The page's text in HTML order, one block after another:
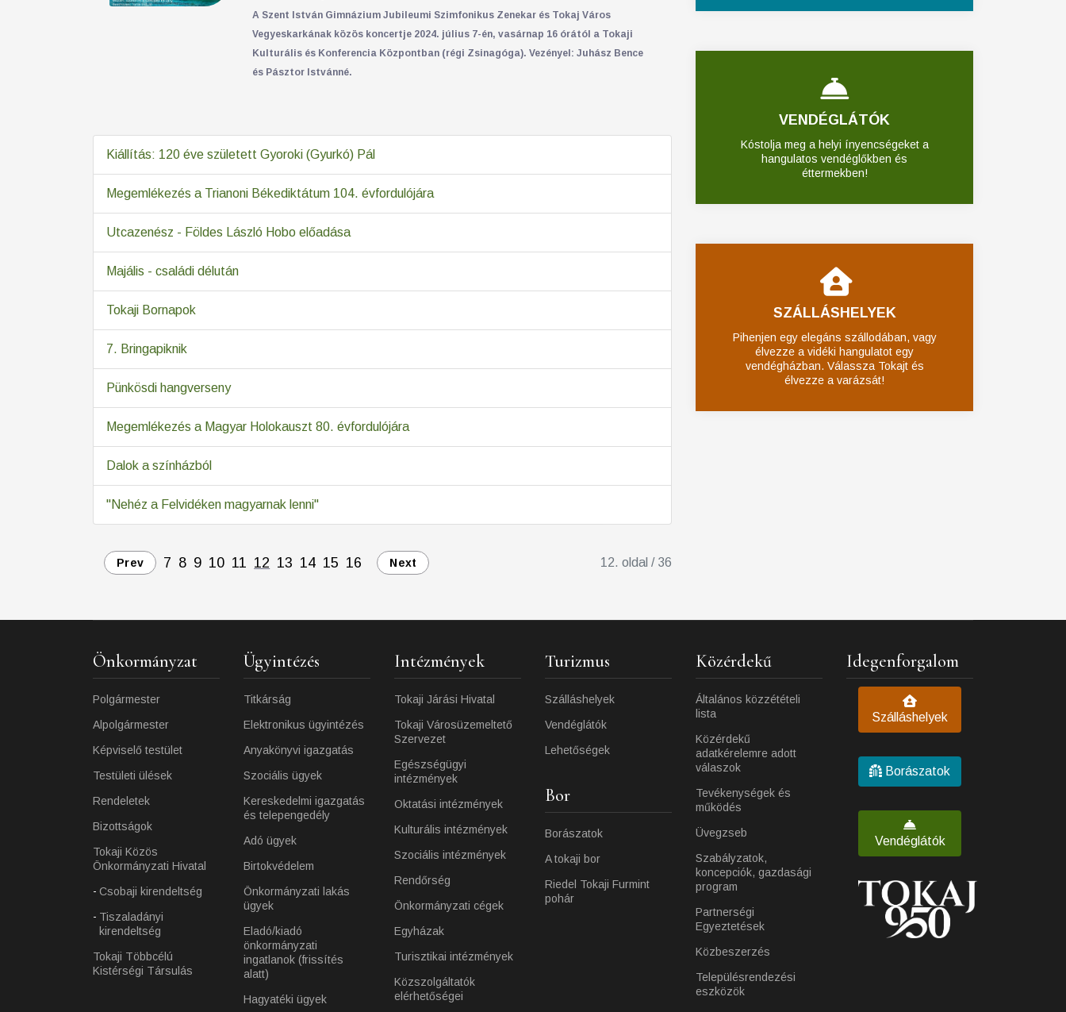
A Szent István Gimnázium Jubileumi Szimfonikus Zenekar és Tokaj Város
Vegyeskarkának közös koncertje 2024. július 7-én, vasárnap 16 órától a Tokaji
Kulturális és Konferencia Központban (régi Zsinagóga). Vezényel: Juhász Bence
és Pásztor Istvánné.
Kiállítás: 120 éve született Gyoroki (Gyurkó) Pál
Megemlékezés a Trianoni Békediktátum 104. évfordulójára
Utcazenész - Földes László Hobo előadása
Majális - családi délután
Tokaji Bornapok
7. Bringapiknik
Pünkösdi hangverseny
Megemlékezés a Magyar Holokauszt 80. évfordulójára
Dalok a színházból
"Nehéz a Felvidéken magyarnak lenni"
Prev 7 8 9 10 11 12 13 14 15 16 Next 12. oldal / 36
VENDÉGLÁTÓK
Kóstolja meg a helyi ínyencségeket a
hangulatos vendéglőkben és
éttermekben!
SZÁLLÁSHELYEK
Pihenjen egy elegáns szállodában, vagy
élvezze a vidéki hangulatot egy
vendégházban. Válassza Tokajt és
élvezze a varázsát!
Önkormányzat
Polgármester
Alpolgármester
Képviselő testület
Testületi ülések
Rendeletek
Bizottságok
Tokaji Közös
Önkormányzati Hivatal
Csobaji kirendeltség
Tiszaladányi
kirendeltség
Tokaji Többcélú
Kistérségi Társulás
Ügyintézés
Titkárság
Elektronikus ügyintézés
Anyakönyvi igazgatás
Szociális ügyek
Kereskedelmi igazgatás
és telepengedély
Adó ügyek
Birtokvédelem
Önkormányzati lakás
ügyek
Eladó/kiadó
önkormányzati
ingatlanok (frissítés
alatt)
Hagyatéki ügyek
Intézmények
Tokaji Járási Hivatal
Tokaji Városüzemeltető
Szervezet
Egészségügyi
intézmények
Oktatási intézmények
Kulturális intézmények
Szociális intézmények
Rendőrség
Önkormányzati cégek
Egyházak
Turisztikai intézmények
Közszolgáltatók
elérhetőségei
Turizmus
Szálláshelyek
Vendéglátók
Lehetőségek
Bor
Borászatok
A tokaji bor
Riedel Tokaji Furmint
pohár
Közérdekű
Általános közzétételi
lista
Közérdekű
adatkérelemre adott
válaszok
Tevékenységek és
működés
Üvegzseb
Szabályzatok,
koncepciók, gazdasági
program
Partnerségi
Egyeztetések
Közbeszerzés
Településrendezési
eszközök
Idegenforgalom
Szálláshelyek
Borászatok
Vendéglátók